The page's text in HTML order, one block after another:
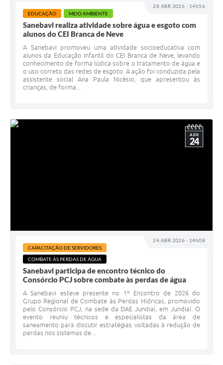
28 ABR 2026 - 14h56
EDUCAÇÃO MEIO AMBIENTE
Sanebavi realiza atividade sobre água e esgoto com
alunos do CEI Branca de Neve
A Sanebavi promoveu uma atividade socioeducativa com
alunos da Educação Infantil do CEI Branca de Neve, levando
conhecimento de forma lúdica sobre o tratamento de água e
o uso correto das redes de esgoto. A ação foi conduzida pela
assistente social Ana Paula Nicésio, que apresentou às
crianças, de forma...
24 ABR 2026 - 14h08
ABR
24
CAPACITAÇÃO DE SERVIDORES
COMBATE ÀS PERDAS DE ÁGUA
Sanebavi participa de encontro técnico do
Consórcio PCJ sobre combate às perdas de água
A Sanebavi esteve presente no 1º Encontro de 2026 do
Grupo Regional de Combate às Perdas Hídricas, promovido
pelo Consórcio PCJ, na sede da DAE Jundiaí, em Jundiaí. O
evento reuniu técnicos e especialistas da área de
saneamento para discutir estratégias voltadas à redução de
perdas nos sistemas de...